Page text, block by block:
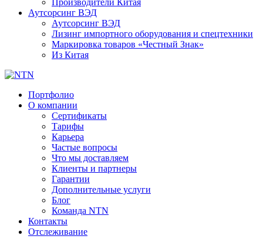
Производители Китая
Аутсорсинг ВЭД
Аутсорсинг ВЭД
Лизинг импортного оборудования и спецтехники
Маркировка товаров «Честный Знак»
Из Китая
Портфолио
О компании
Сертификаты
Тарифы
Карьера
Частые вопросы
Что мы доставляем
Клиенты и партнеры
Гарантии
Дополнительные услуги
Блог
Команда NTN
Контакты
Отслеживание